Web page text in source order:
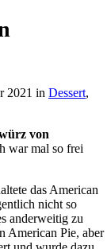
2021 in Dessert,
von
war mal so frei
das American
nicht so
anderweitig zu
American Pie, aber